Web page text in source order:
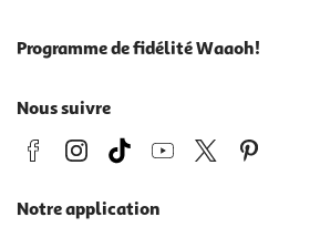
Programme de fidélité Waaoh!
Nous suivre
Notre application